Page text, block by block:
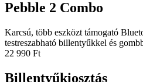
Pebble 2 Combo
Karcsú, több eszközt támogató
testreszabható billentyűkkel és
22 990 Ft
Billentyűkiosztás